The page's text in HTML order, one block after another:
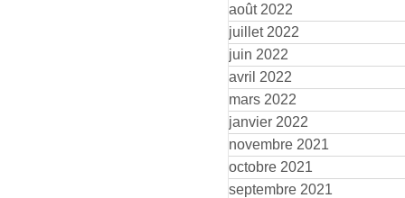
août 2022
juillet 2022
juin 2022
avril 2022
mars 2022
janvier 2022
novembre 2021
octobre 2021
septembre 2021